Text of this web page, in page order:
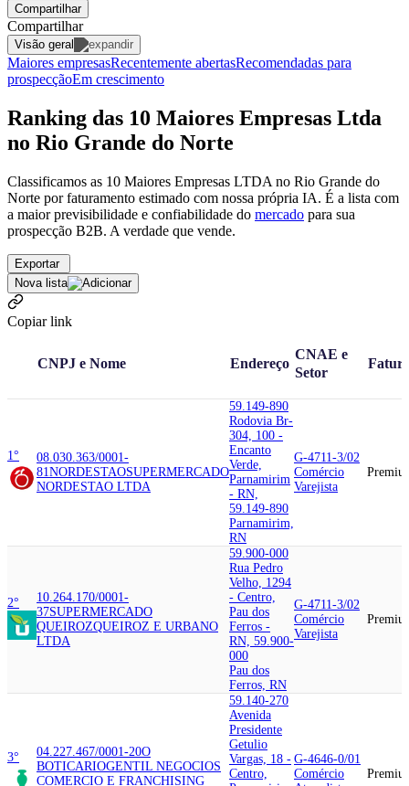
Compartilhar
Compartilhar
Visão geral
Maiores empresasRecentemente abertasRecomendadas para
prospecçãoEm crescimento
Ranking das 10 Maiores Empresas Ltda
no Rio Grande do Norte
Classificamos as 10 Maiores Empresas LTDA no Rio Grande do
Norte por faturamento estimado com nossa própria IA. É a lista com
a maior previsibilidade e confiabilidade do mercado para sua
prospecção B2B. A verdade que vende.
Exportar
Nova lista
Copiar link
CNPJ e Nome Endereço
CNAE e
Setor
1°
08.030.363/0001-
81NORDESTAOSUPERMERCADO
NORDESTAO LTDA
59.149-890
Rodovia Br-
304, 100 -
Encanto
Verde,
Parnamirim
- RN,
59.149-890
Parnamirim,
RN
G-4711-3/02
Comércio
Varejista
2°
10.264.170/0001-
37SUPERMERCADO
QUEIROZQUEIROZ E URBANO
LTDA
59.900-000
Rua Pedro
Velho, 1294
- Centro,
Pau dos
Ferros -
RN, 59.900-
000
Pau dos
Ferros, RN
G-4711-3/02
Comércio
Varejista
3° 04.227.467/0001-20O
BOTICARIOGENTIL NEGOCIOS
COMERCIO E FRANCHISING
59.140-270
Avenida
Presidente
Getulio
Vargas, 18 -
Centro,
G-4646-0/01
Comércio